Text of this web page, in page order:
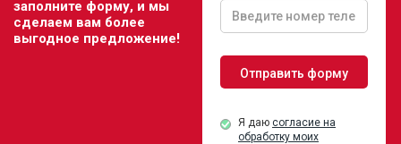
заполните форму, и мы
сделаем вам более
выгодное предложение!
Я даю согласие на
обработку моих